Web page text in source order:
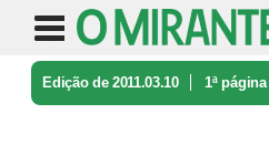
Edição de 2011.03.10 1ª página